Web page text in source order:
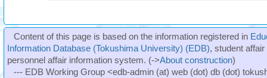
Content of this page is based on the information registered in
Information Database (Tokushima University) (EDB), student
personnel affair information system. (->About construction)
--- EDB Working Group <edb-admin (at) web (dot) db (dot)